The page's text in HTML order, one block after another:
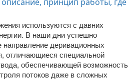
используются с давних
В наши дни успешно
направление деривационных
отличающиеся специальной
обеспечивающей возможность
потоков даже в сложных